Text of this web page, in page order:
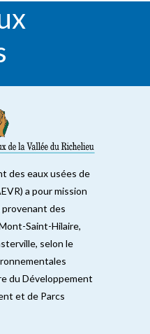
des eaux usées de
a pour mission
des
Saint-Hilaire,
selon le
du Développement
et de Parcs